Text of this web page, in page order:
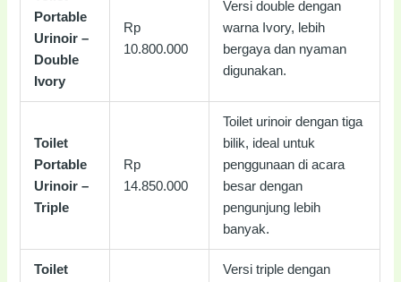
Portable
Urinoir –
Double
Ivory
Rp
10.800.000
Versi double dengan
warna Ivory, lebih
bergaya dan nyaman
digunakan.
Toilet
Portable
Urinoir –
Triple
Rp
14.850.000
Toilet urinoir dengan tiga
bilik, ideal untuk
penggunaan di acara
besar dengan
pengunjung lebih
banyak.
Toilet
Versi triple dengan